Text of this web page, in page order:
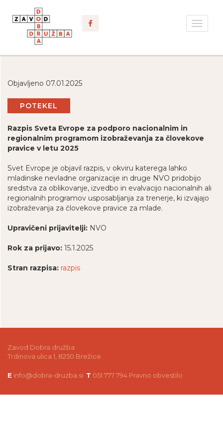
Toggle
Objavljeno 07.01.2025
POTEKEL
Razpis Sveta Evrope za podporo nacionalnim in
regionalnim programom izobraževanja za človekove
pravice v letu 2025
Svet Evrope je objavil razpis, v okviru katerega lahko
mladinske nevladne organizacije in druge NVO pridobijo
sredstva za oblikovanje, izvedbo in evalvacijo nacionalnih ali
regionalnih programov usposabljanja za trenerje, ki izvajajo
izobraževanja za človekove pravice za mlade.
Upravičeni prijavitelji: NVO
Rok za prijavo: 15.1.2025
Stran razpisa: razpis
Zavod Dobra družba
Trdinova ulica 1, 8250 Brežice
E info@dobra-druzba.si T 051 777 794 Pravno obvestilo